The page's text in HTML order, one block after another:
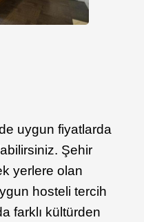
uygun fiyatlarda
Şehir
yerlere olan
hosteli tercih
farklı kültürden